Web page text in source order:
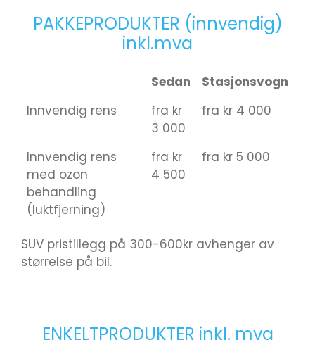
PAKKEPRODUKTER (innvendig)
inkl.mva
Sedan
Stasjonsvogn
Innvendig rens
fra kr
3 000
fra kr 4 000
Innvendig rens
med ozon
behandling
(luktfjerning)
fra kr
4 500
fra kr 5 000
SUV pristillegg på 300-600kr avhenger av
størrelse på bil.
ENKELTPRODUKTER inkl. mva